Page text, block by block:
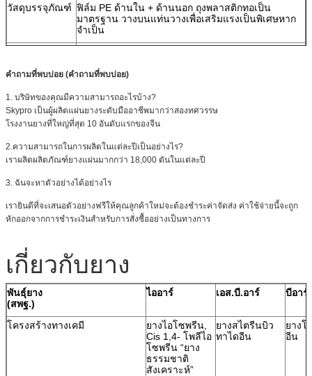
วัสดุบรรจุภัณฑ์ ฟิล์ม PE ด้านใน + ด้านนอก ถุงพลาสติกทอเป็น
มาตรฐาน วางบนแท่นวางเพื่อเสริมแรงเป็นพิเศษหาก
จำเป็น
ค่าขนส่ง
การขนส่งทางทะเล (FCL & LCL) หรือทางอากาศ
ขนาดพิเศษ
เราบริการตัดตามขนาดพิเศษ
การเคลือบ
เราให้บริการเคลือบพิเศษด้วย PSA สิ่งทอ หรือวัสดุอื่นๆ
คำถามที่พบบ่อย (คำถามที่พบบ่อย)
1. บริษัทของคุณมีความสามารถอะไรบ้าง?
Skypro เป็นผู้ผลิตแผ่นยางระดับมืออาชีพมากว่าสองทศวรรษ
โรงงานยางที่ใหญ่ที่สุด 10 อันดับแรกของจีน
2.ความสามารถในการผลิตในแต่ละปีเป็นอย่างไร?
เราผลิตผลิตภัณฑ์ยางแผ่นมากกว่า 18,000 ตันในแต่ละปี
3. ฉันจะหาตัวอย่างได้อย่างไร
เรายินดีที่จะเสนอตัวอย่างฟรีให้คุณลูกค้าใหม่จะต้องชำระค่าจัดส่ง ค่าใช้จ่ายนี้จะถูก
หักออกจากการชำระเงินสำหรับการสั่งซื้ออย่างเป็นทางการ
เกี่ยวกับยาง
พันธุ์ยาง
(สพฐ.)
ไออาร์ เอส.บี.อาร์ บีอาร์
โครงสร้างทางเคมี
ยางไอโซพรีน,
Cis 1,4- โพลีไอ
โซพรีน “ยาง
ธรรมชาติ
สังเคราะห์”
ยางสไตรีนบิว
ทาไดอีน
ยางโ
อีน